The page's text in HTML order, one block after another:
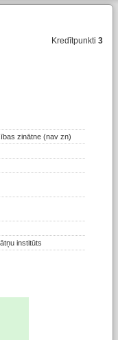
Kredītpunkti3
zinātne (nav zn)
institūts